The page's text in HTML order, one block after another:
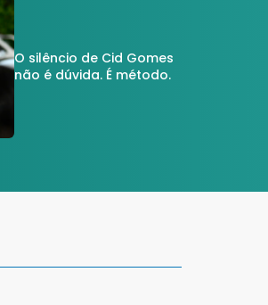
O silêncio de Cid Gomes
não é dúvida. É método.